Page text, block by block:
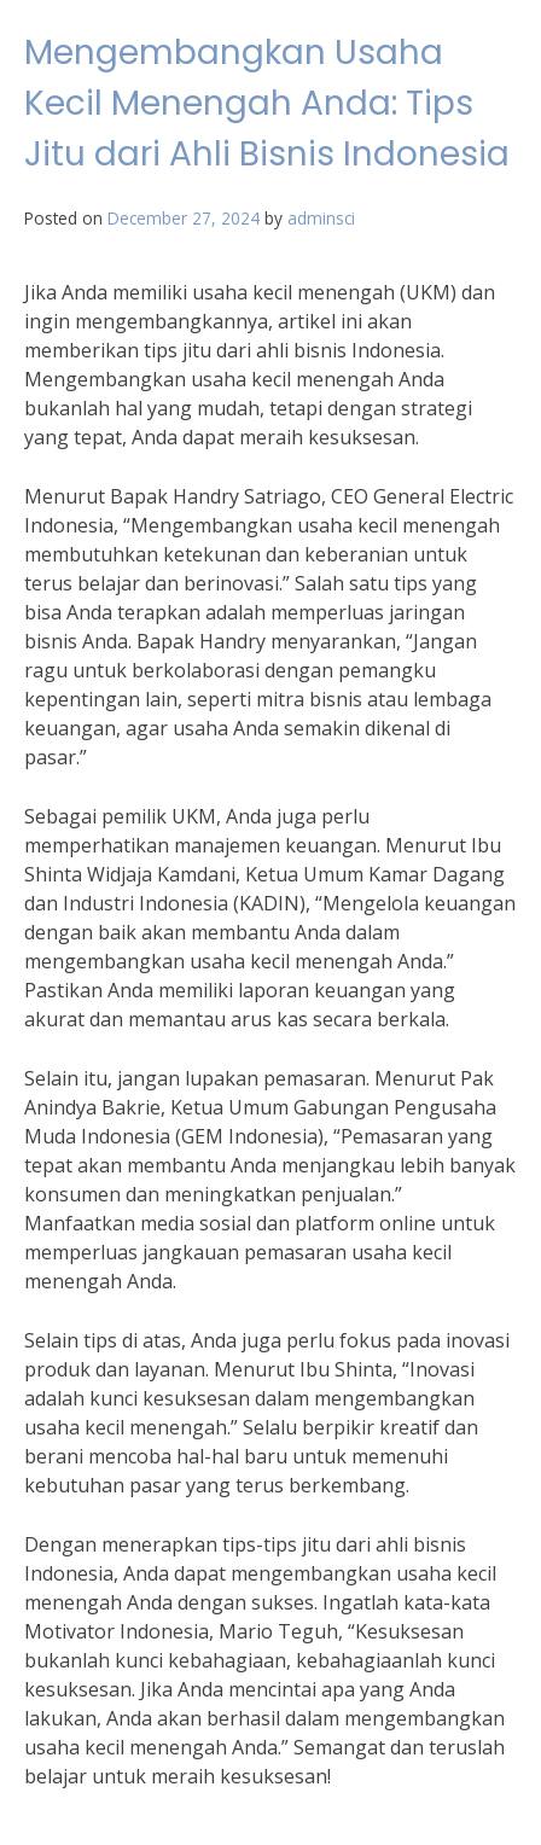
Mengembangkan Usaha
Kecil Menengah Anda: Tips
Jitu dari Ahli Bisnis Indonesia
Posted on December 27, 2024 by adminsci
Jika Anda memiliki usaha kecil menengah (UKM) dan
ingin mengembangkannya, artikel ini akan
memberikan tips jitu dari ahli bisnis Indonesia.
Mengembangkan usaha kecil menengah Anda
bukanlah hal yang mudah, tetapi dengan strategi
yang tepat, Anda dapat meraih kesuksesan.
Menurut Bapak Handry Satriago, CEO General Electric
Indonesia, “Mengembangkan usaha kecil menengah
membutuhkan ketekunan dan keberanian untuk
terus belajar dan berinovasi.” Salah satu tips yang
bisa Anda terapkan adalah memperluas jaringan
bisnis Anda. Bapak Handry menyarankan, “Jangan
ragu untuk berkolaborasi dengan pemangku
kepentingan lain, seperti mitra bisnis atau lembaga
keuangan, agar usaha Anda semakin dikenal di
pasar.”
Sebagai pemilik UKM, Anda juga perlu
memperhatikan manajemen keuangan. Menurut Ibu
Shinta Widjaja Kamdani, Ketua Umum Kamar Dagang
dan Industri Indonesia (KADIN), “Mengelola keuangan
dengan baik akan membantu Anda dalam
mengembangkan usaha kecil menengah Anda.”
Pastikan Anda memiliki laporan keuangan yang
akurat dan memantau arus kas secara berkala.
Selain itu, jangan lupakan pemasaran. Menurut Pak
Anindya Bakrie, Ketua Umum Gabungan Pengusaha
Muda Indonesia (GEM Indonesia), “Pemasaran yang
tepat akan membantu Anda menjangkau lebih banyak
konsumen dan meningkatkan penjualan.”
Manfaatkan media sosial dan platform online untuk
memperluas jangkauan pemasaran usaha kecil
menengah Anda.
Selain tips di atas, Anda juga perlu fokus pada inovasi
produk dan layanan. Menurut Ibu Shinta, “Inovasi
adalah kunci kesuksesan dalam mengembangkan
usaha kecil menengah.” Selalu berpikir kreatif dan
berani mencoba hal-hal baru untuk memenuhi
kebutuhan pasar yang terus berkembang.
Dengan menerapkan tips-tips jitu dari ahli bisnis
Indonesia, Anda dapat mengembangkan usaha kecil
menengah Anda dengan sukses. Ingatlah kata-kata
Motivator Indonesia, Mario Teguh, “Kesuksesan
bukanlah kunci kebahagiaan, kebahagiaanlah kunci
kesuksesan. Jika Anda mencintai apa yang Anda
lakukan, Anda akan berhasil dalam mengembangkan
usaha kecil menengah Anda.” Semangat dan teruslah
belajar untuk meraih kesuksesan!